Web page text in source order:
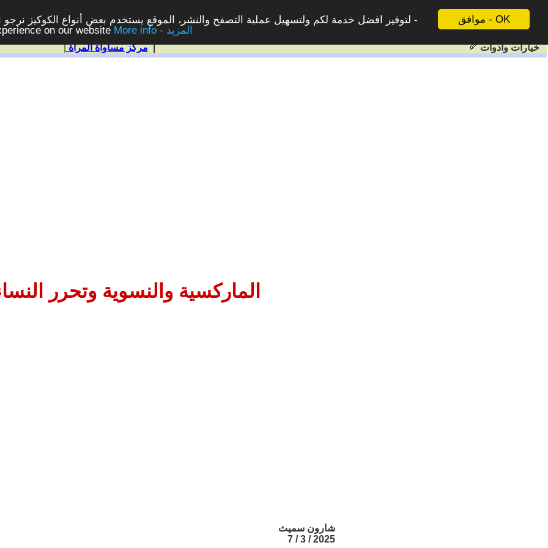
موافق - OK
لتوفير افضل خدمة لكم ولتسهيل عملية التصفح والنشر، الموقع يستخدم بعض أنواع الكوكيز
on our website
More info - المزيد
| مركز مساواة المرأة| خيارات وادوات
الماركسية والنسوية وتحرر
شارون سميث
2025 / 3 / 7